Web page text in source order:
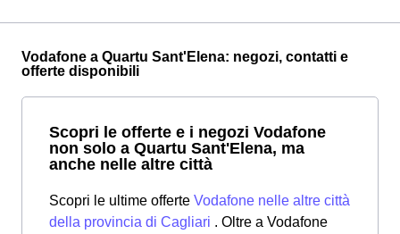
Vodafone a Quartu Sant'Elena: negozi, contatti e
offerte disponibili
Scopri le offerte e i negozi Vodafone
non solo a Quartu Sant'Elena, ma
anche nelle altre città
Scopri le ultime offerte Vodafone nelle altre città
della provincia di Cagliari . Oltre a Vodafone